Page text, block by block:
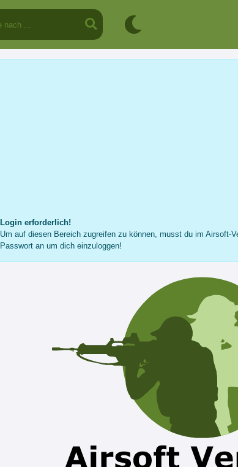
Login erforderlich!
Um auf diesen Bereich zugreifen zu können, musst du im Airsoft-
Passwort an um dich einzuloggen!